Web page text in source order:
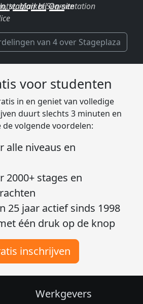
Market Segmentation
van 4 over Stageplaza
voor studenten
in en geniet van volledige
duurt slechts 3 minuten en
de volgende voordelen:
alle niveaus en
2000+ stages en
25 jaar actief sinds 1998
één druk op de knop
inschrijven
Werkgevers